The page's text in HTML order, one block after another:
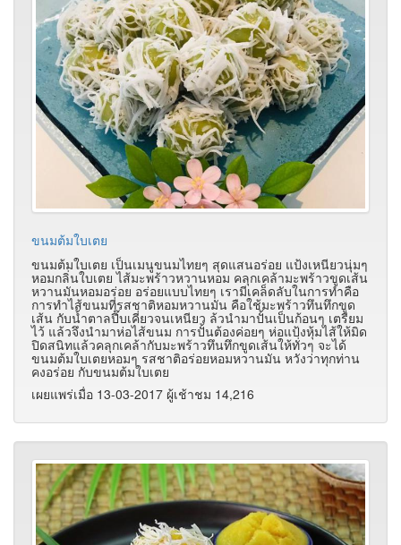
ขนมต้มใบเตย
ขนมต้มใบเตย เป็นเมนูขนมไทยๆ สุดแสนอร่อย แป้งเหนียวนุ่มๆ
หอมกลิ่นใบเตย ไส้มะพร้าวหวานหอม คลุกเคล้ามะพร้าวขูดเส้น
หวานมันหอมอร่อย อร่อยแบบไทยๆ เรามีเคล็ดลับในการทำคือ
การทำไส้ขนมที่รสชาติหอมหวานมัน คือใช้มะพร้าวทึนทึกขูด
เส้น กับน้ำตาลปี๊บเคี่ยวจนเหนียว ล้วนำมาปั้นเป็นก้อนๆ เตรียม
ไว้ แล้วจึงนำมาห่อไส้ขนม การปั้นต้องค่อยๆ ห่อแป้งหุ้มไส้ให้มิด
ปิดสนิทแล้วคลุกเคล้ากับมะพร้าวทึนทึกขูดเส้นให้ทั่วๆ จะได้
ขนมต้มใบเตยหอมๆ รสชาติอร่อยหอมหวานมัน หวังว่าทุกท่าน
คงอร่อย กับขนมต้มใบเตย
เผยแพร่เมื่อ 13-03-2017 ผู้เช้าชม 14,216